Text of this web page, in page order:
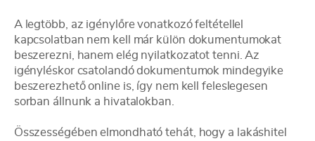
A legtöbb, az igénylőre vonatkozó feltétellel
kapcsolatban nem kell már külön dokumentumokat
beszerezni, hanem elég nyilatkozatot tenni. Az
igényléskor csatolandó dokumentumok mindegyike
beszerezhető online is, így nem kell feleslegesen
sorban állnunk a hivatalokban.
Összességében elmondható tehát, hogy a lakáshitel